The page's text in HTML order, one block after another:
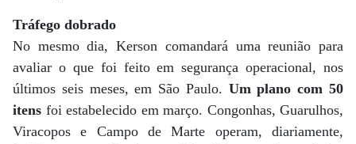
Tráfego dobrado
No mesmo dia, Kerson comandará uma reunião para
avaliar o que foi feito em segurança operacional, nos
últimos seis meses, em São Paulo. Um plano com 50
itens foi estabelecido em março. Congonhas, Guarulhos,
Viracopos e Campo de Marte operam, diariamente,